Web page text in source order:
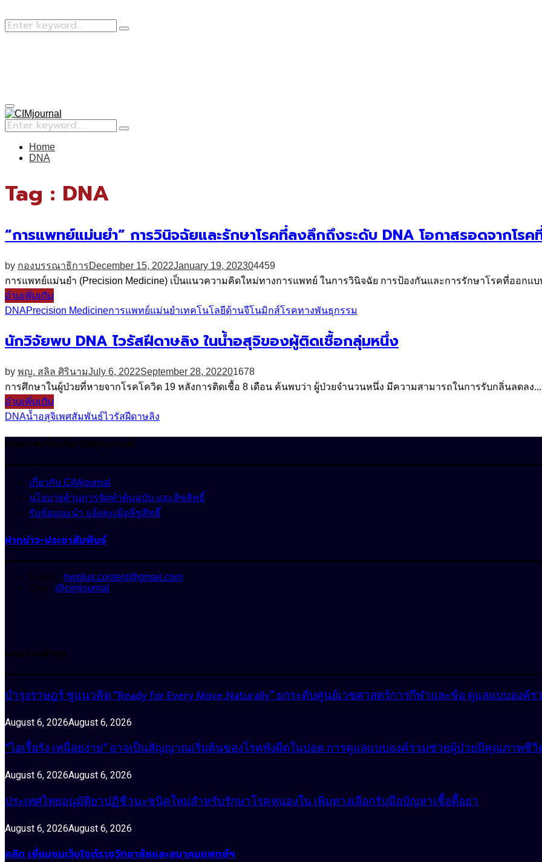
Search
Search
Primary
Menu
Search
for:
Search
Home
DNA
Tag : DNA
“การแพทย์แม่นยำ” การวินิจฉัยและรักษาโรคที่ลงลึกถึงระดับ DNA โอกาสรอดจากโรค
by กองบรรณาธิการDecember 15, 2022January 19, 202304459
การแพทย์แม่นยำ (Precision Medicine) เป็นแนวความคิดใหม่ทางการแพทย์ ในการวินิจฉัย การป้องกันและการรักษาโรคที่ออกแ
อ่านเพิ่มเติม
DNAPrecision Medicineการแพทย์แม่นยำเทคโนโลยีด้านจีโนมิกส์โรคทางพันธุกรรม
นักวิจัยพบ DNA ไวรัสฝีดาษลิง ในน้ำอสุจิของผู้ติดเชื้อกลุ่มหนึ่ง
by พญ. สลิล ศิรินามJuly 6, 2022September 28, 202201678
การศึกษาในผู้ป่วยที่หายจากโรคโควิด 19 หลังการติดเชื้อ 8 เดือน ค้นพบว่า ผู้ป่วยจำนวนหนึ่ง มีความสามารถในการรับกลิ่นลดลง...
อ่านเพิ่มเติม
DNAน้ำอสุจิเพศสัมพันธ์ไวรัสฝีดาษลิง
นโยบายเกี่ยวกับ CIMjournal
เกี่ยวกับ CIMjournal
นโยบายด้านการจัดทำต้นฉบับ และลิขสิทธิ์
รับข้อแนะนำ แจ้งละเมิดลิขสิทธิ์
ฝากข่าว-ประชาสัมพันธ์
E-mail : hwplus.content@gmail.com
Line : @cimjournal
บทความล่าสุด
บำรุงราษฎร์ ชูแนวคิด “Ready for Every Move, Naturally” ยกระดับศูนย์เวชศาสตร์การกีฬาและข้อ ดูแลแบบองค์ร
August 6, 2026August 6, 2026
“ไอเรื้อรัง เหนื่อยง่าย” อาจเป็นสัญญาณเริ่มต้นของโรคพังผืดในปอด การดูแลแบบองค์รวมช่วยผู้ป่วยมีคุณภาพชี
August 6, 2026August 6, 2026
ประเทศไทยอนุมัติยาปฏิชีวนะชนิดใหม่สำหรับรักษาโรคหนองใน เพิ่มทางเลือกรับมือปัญหาเชื้อดื้อยา
August 6, 2026August 6, 2026
คลิก เยี่ยมชมเว็บไซต์ราชวิทยาลัยและสมาคมแพทย์ฯ